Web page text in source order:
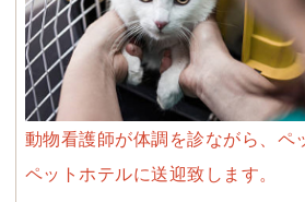
動物看護師が体調を診ながら、ペ
ペットホテルに送迎致します。